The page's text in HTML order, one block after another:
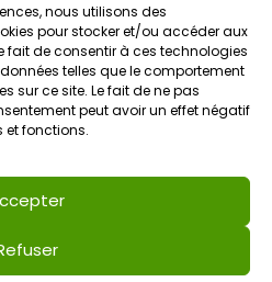
nous utilisons des
pour stocker et/ou accéder aux
fait de consentir à ces technologies
telles que le comportement
sur ce site. Le fait de ne pas
peut avoir un effet négatif
et fonctions.
Base de Loisirs
public